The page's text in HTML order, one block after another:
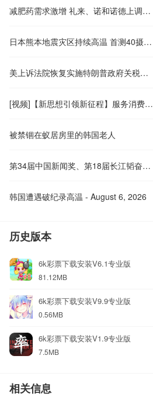
减肥药需求激增 礼来、诺和诺德上调指引
日本熊本地震灾区持续高温 首测40摄氏度以上气温
美上诉法院恢复实施特朗普政府关税政策
[视频]【新思想引领新征程】服务消费扩容升级 激发内需新活力
被禁锢在蚁居房里的韩国老人
第34届中国新闻奖、第18届长江韬奋奖评选结果揭晓
韩国遭遇破纪录高温 - August 6, 2026
历史版本
6k彩票下载安装V6.1专业版
81.12MB
6k彩票下载安装V9.9专业版
0.56MB
6k彩票下载安装V1.9专业版
7.5MB
相关信息